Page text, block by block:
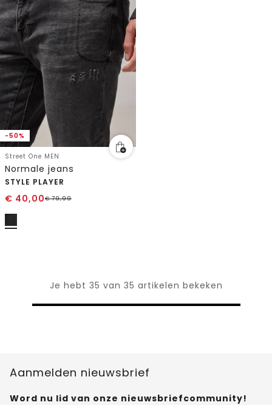
-50%
Street One MEN
Normale jeans
STYLE PLAYER
€ 40,00€79,99
Je hebt 35 van 35 artikelen bekeken
Aanmelden nieuwsbrief
Word nu lid van onze nieuwsbriefcommunity!